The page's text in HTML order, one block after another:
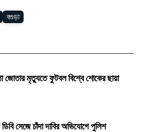
বগুড়া
জোতার মৃত্যুতে ফুটবল বিশ্বে শোকের ছায়া
সেজে চাঁদা দাবির অভিযোগে পুলিশ